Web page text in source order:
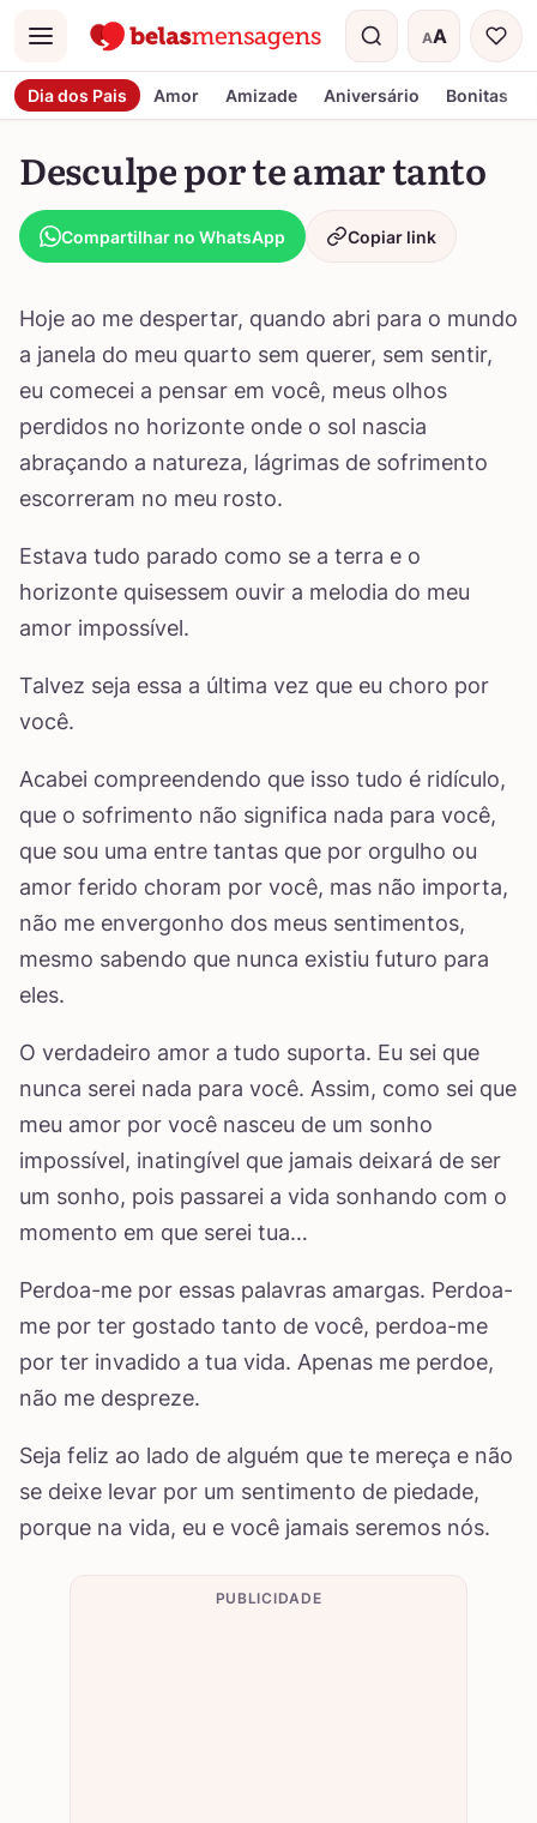
Menu AA
Tamanho do
Dia dos Pais Amor Amizade Aniversário Bonitas
Desculpe por te amar tanto
Compartilhar no WhatsApp Copiar link
Hoje ao me despertar, quando abri para o mundo
a janela do meu quarto sem querer, sem sentir,
eu comecei a pensar em você, meus olhos
perdidos no horizonte onde o sol nascia
abraçando a natureza, lágrimas de sofrimento
escorreram no meu rosto.
Estava tudo parado como se a terra e o
horizonte quisessem ouvir a melodia do meu
amor impossível.
Talvez seja essa a última vez que eu choro por
você.
Acabei compreendendo que isso tudo é ridículo,
que o sofrimento não significa nada para você,
que sou uma entre tantas que por orgulho ou
amor ferido choram por você, mas não importa,
não me envergonho dos meus sentimentos,
mesmo sabendo que nunca existiu futuro para
eles.
O verdadeiro amor a tudo suporta. Eu sei que
nunca serei nada para você. Assim, como sei que
meu amor por você nasceu de um sonho
impossível, inatingível que jamais deixará de ser
um sonho, pois passarei a vida sonhando com o
momento em que serei tua…
Perdoa-me por essas palavras amargas. Perdoa-
me por ter gostado tanto de você, perdoa-me
por ter invadido a tua vida. Apenas me perdoe,
não me despreze.
Seja feliz ao lado de alguém que te mereça e não
se deixe levar por um sentimento de piedade,
porque na vida, eu e você jamais seremos nós.
PUBLICIDADE